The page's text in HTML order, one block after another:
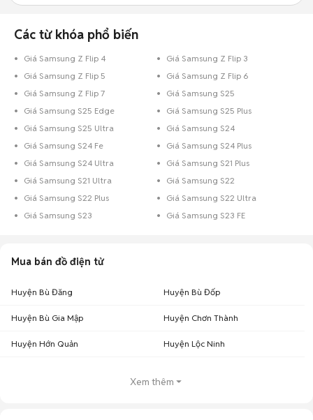
Các từ khóa phổ biến
Giá Samsung Z Flip 4
Giá Samsung Z Flip 3
Giá Samsung Z Flip 5
Giá Samsung Z Flip 6
Giá Samsung Z Flip 7
Giá Samsung S25
Giá Samsung S25 Edge
Giá Samsung S25 Plus
Giá Samsung S25 Ultra
Giá Samsung S24
Giá Samsung S24 Fe
Giá Samsung S24 Plus
Giá Samsung S24 Ultra
Giá Samsung S21 Plus
Giá Samsung S21 Ultra
Giá Samsung S22
Giá Samsung S22 Plus
Giá Samsung S22 Ultra
Giá Samsung S23
Giá Samsung S23 FE
Mua bán đồ điện tử
Huyện Bù Đăng Huyện Bù Đốp
Huyện Bù Gia Mập Huyện Chơn Thành
Huyện Hớn Quản Huyện Lộc Ninh
Xem thêm